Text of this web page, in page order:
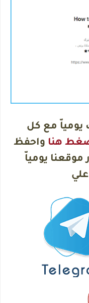
يومياّ مع كل
هنا واحفظ
يومياّ
علي